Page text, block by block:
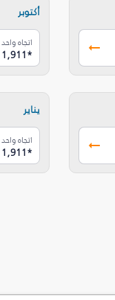
أكتوبر
اتجاه واحد
1,911*
يناير
اتجاه واحد
1,911*